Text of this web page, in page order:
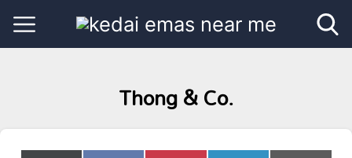
Thong & Co.